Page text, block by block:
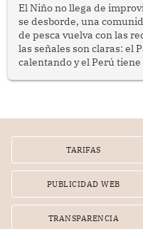
El Niño no llega de
se desborde, una
de pesca vuelva con las
las señales son claras: el
calentando y el Perú
TARIFAS
PUBLICIDAD WEB
TRANSPARENCIA